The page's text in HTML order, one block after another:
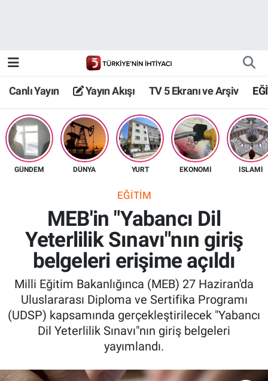
Canlı Yayın Yayın Akışı TV 5 Ekranı ve Arşiv
GÜNDEM DÜNYA YURT EKONOMİ İSLAMİ
EĞİTİM
MEB'in "Yabancı Dil
Yeterlilik Sınavı"nın giriş
belgeleri erişime açıldı
Milli Eğitim Bakanlığınca (MEB) 27 Haziran'da
Uluslararası Diploma ve Sertifika Programı
(UDSP) kapsamında gerçekleştirilecek "Yabancı
Dil Yeterlilik Sınavı"nın giriş belgeleri
yayımlandı.
TV 5 Ekranı ve Arşiv